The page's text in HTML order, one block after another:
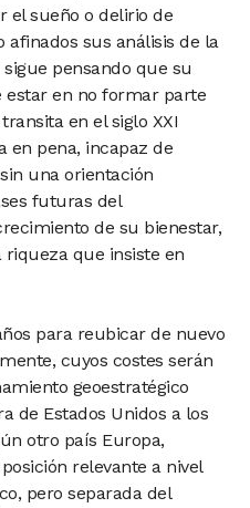
el sueño o delirio de
sus análisis de la
pensando que su
estar en no formar parte
en el siglo XXI
en pena, incapaz de
una orientación
futuras del
de su bienestar,
que insiste en
para reubicar de nuevo
cuyos costes serán
geoestratégico
de Estados Unidos a los
otro país Europa,
relevante a nivel
pero separada del